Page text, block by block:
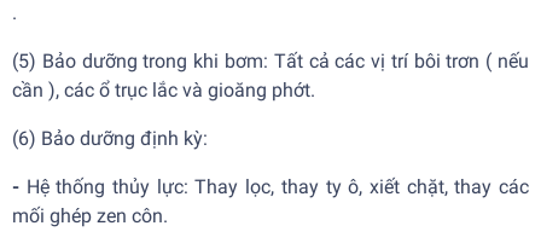
.
(5) Bảo dưỡng trong khi bơm: Tất cả các vị trí bôi trơn ( nếu
cần ), các ổ trục lắc và gioăng phớt.
(6) Bảo dưỡng định kỳ:
- Hệ thống thủy lực: Thay lọc, thay ty ô, xiết chặt, thay các
mối ghép zen côn.